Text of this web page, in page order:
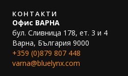
КОНТАКТИ
Офис ВАРНА
бул. Сливница 178, ет. 3 и 4
Варна, България 9000
+359 (0)879 807 448
varna@bluelynx.com